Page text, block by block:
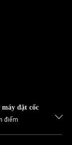
máy đặt cốc
điểm